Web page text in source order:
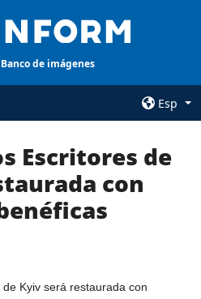
Banco de imágenes
Esp
AGENCIA
sobre la agencia
Escritores de
con